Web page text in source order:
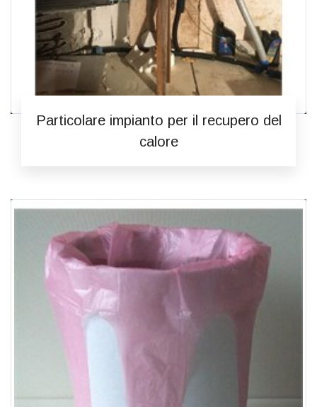
Particolare impianto per il recupero del
calore